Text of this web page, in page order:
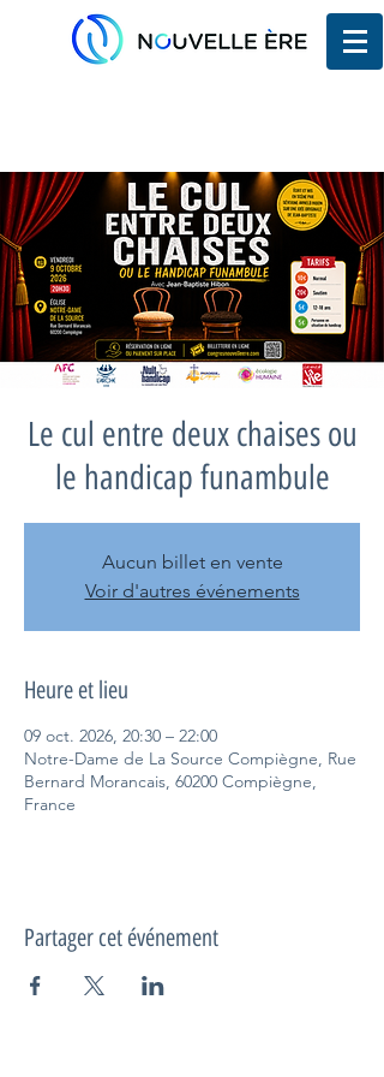
Le cul entre deux chaises ou
le handicap funambule
Aucun billet en vente
Voir d'autres événements
Heure et lieu
09 oct. 2026, 20:30 – 22:00
Notre-Dame de La Source Compiègne, Rue
Bernard Morancais, 60200 Compiègne,
France
Partager cet événement